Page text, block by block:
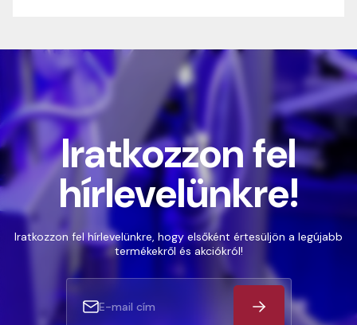
Iratkozzon fel
hírlevelünkre!
Iratkozzon fel hírlevelünkre, hogy elsőként értesüljön a legújabb
termékekről és akciókról!